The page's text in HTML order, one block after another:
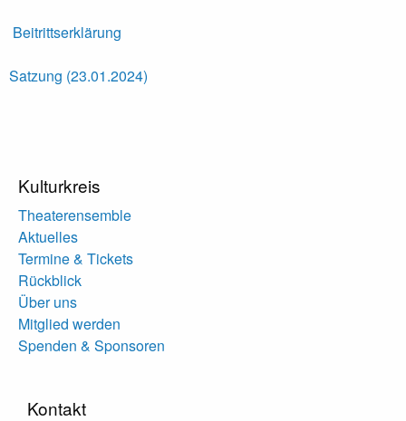
Beitrittserklärung
Satzung (23.01.2024)
Kulturkreis
Theaterensemble
Aktuelles
Termine & Tickets
Rückblick
Über uns
Mitglied werden
Spenden & Sponsoren
Kontakt